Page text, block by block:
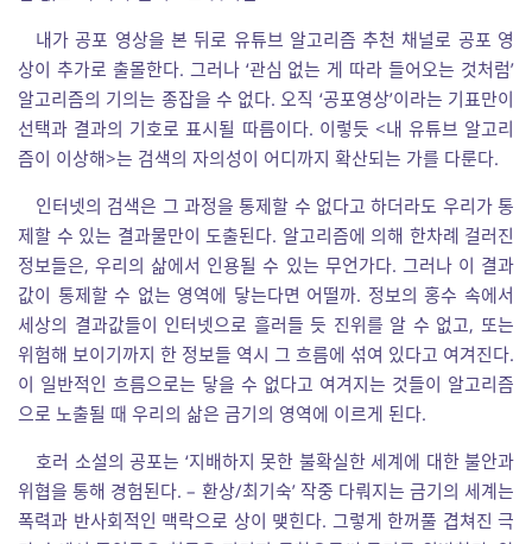
내가 공포 영상을 본 뒤로 유튜브 알고리즘 추천 채널로 공포 영
상이 추가로 출몰한다. 그러나 ‘관심 없는 게 따라 들어오는 것처럼’
알고리즘의 기의는 종잡을 수 없다. 오직 ‘공포영상’이라는 기표만이
선택과 결과의 기호로 표시될 따름이다. 이렇듯 <내 유튜브 알고리
즘이 이상해>는 검색의 자의성이 어디까지 확산되는 가를 다룬다.
인터넷의 검색은 그 과정을 통제할 수 없다고 하더라도 우리가 통
제할 수 있는 결과물만이 도출된다. 알고리즘에 의해 한차례 걸러진
정보들은, 우리의 삶에서 인용될 수 있는 무언가다. 그러나 이 결과
값이 통제할 수 없는 영역에 닿는다면 어떨까. 정보의 홍수 속에서
세상의 결과값들이 인터넷으로 흘러들 듯 진위를 알 수 없고, 또는
위험해 보이기까지 한 정보들 역시 그 흐름에 섞여 있다고 여겨진다.
이 일반적인 흐름으로는 닿을 수 없다고 여겨지는 것들이 알고리즘
으로 노출될 때 우리의 삶은 금기의 영역에 이르게 된다.
호러 소설의 공포는 ‘지배하지 못한 불확실한 세계에 대한 불안과
위협을 통해 경험된다. – 환상/최기숙’ 작중 다뤄지는 금기의 세계는
폭력과 반사회적인 맥락으로 상이 맺힌다. 그렇게 한꺼풀 겹쳐진 극